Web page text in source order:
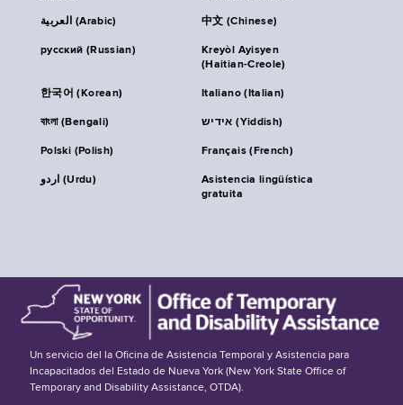
العربية (Arabic) 中文 (Chinese)
русский (Russian)
Kreyòl Ayisyen
(Haitian-Creole)
한국어 (Korean) Italiano (Italian)
বাংলা (Bengali) אידיש (Yiddish)
Polski (Polish) Français (French)
اردو (Urdu)
Asistencia lingüística
gratuita
Un servicio del la Oficina de Asistencia Temporal y Asistencia para
Incapacitados del Estado de Nueva York (New York State Office of
Temporary and Disability Assistance, OTDA).